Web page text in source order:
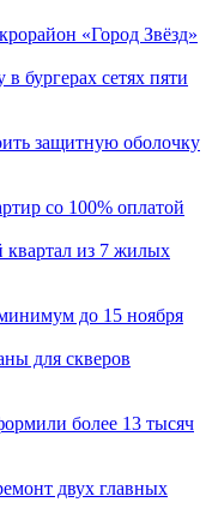
«Город Звёзд»
бургерах сетях пяти
защитную оболочку
со 100% оплатой
из 7 жилых
до 15 ноября
для скверов
более 13 тысяч
двух главных